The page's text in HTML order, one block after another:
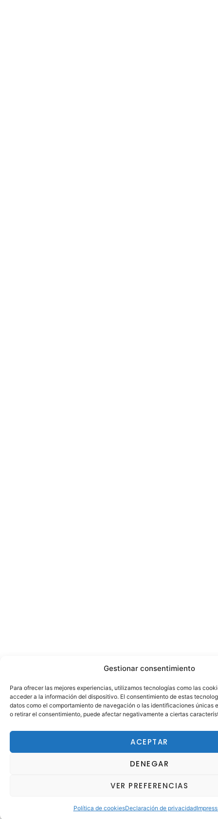
Gestionar consentimiento
Para ofrecer las mejores experiencias, utilizamos tecnologías como las
acceder a la información del dispositivo. El consentimiento de estas
datos como el comportamiento de navegación o las identificaciones únicas
o retirar el consentimiento, puede afectar negativamente a ciertas
ACEPTAR
DENEGAR
VER PREFERENCIAS
Política de cookiesDeclaración de privacidad